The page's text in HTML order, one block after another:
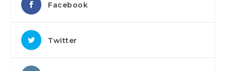
Facebook
Twitter